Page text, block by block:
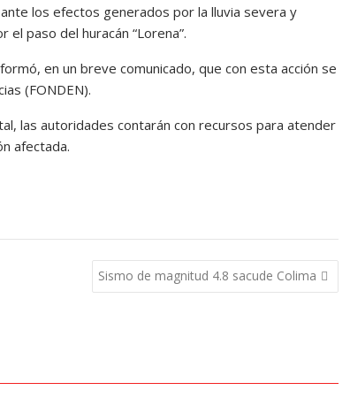
los efectos generados por la lluvia severa y
paso del huracán “Lorena”.
en un breve comunicado, que con esta acción se
(FONDEN).
las autoridades contarán con recursos para atender
afectada.
Sismo de magnitud 4.8 sacude Colima